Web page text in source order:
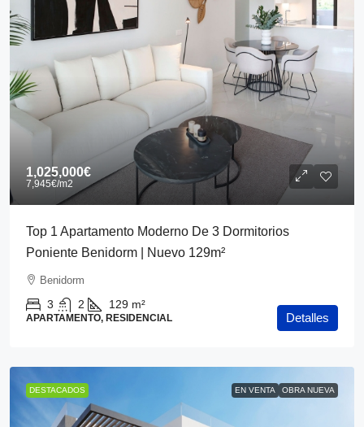
1,025,000€
7,945€/m2
Top 1 Apartamento Moderno De 3 Dormitorios
Poniente Benidorm | Nuevo 129m²
Benidorm
3 2 129 m²
APARTAMENTO, RESIDENCIAL Detalles
DESTACADOS EN VENTA OBRA NUEVA